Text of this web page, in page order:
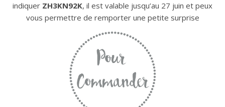
indiquer ZH3KN92K, il est valable jusqu’au 27 juin et peux
vous permettre de remporter une petite surprise